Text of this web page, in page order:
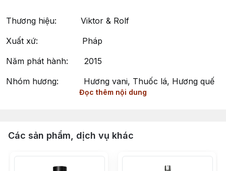
Thương hiệu: Viktor & Rolf
Xuất xứ: Pháp
Năm phát hành: 2015
Nhóm hương: Hương vani, Thuốc lá, Hương quế
Mạnh Mẽ và Cuốn Hút
Spicebomb Extreme của Viktor&Rolf là một mùi hương
thuộc nhóm Oriental Spicy (Hương Phương Đông Cay
Đọc thêm nội dung
Các sản phẩm, dịch vụ khác